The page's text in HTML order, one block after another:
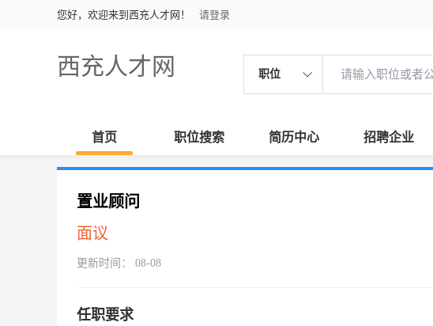
您好，欢迎来到西充人才网！ 请登录
西充人才网 职位
首页 职位搜索 简历中心 招聘企业
置业顾问
面议
更新时间： 08-08
任职要求